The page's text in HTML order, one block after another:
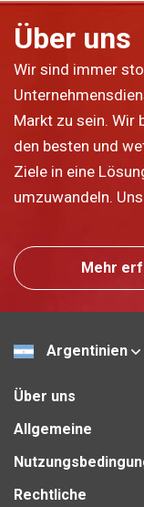
Über uns
Wir sind immer
Markt zu sein. Wir
den besten und
Ziele in eine
umzuwandeln.
Mehr
Argentinien
Über uns
Allgemeine
Rechtliche